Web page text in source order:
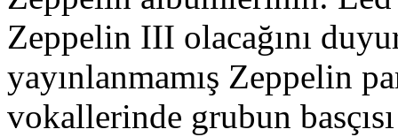
Zeppelin III olacağını
yayınlanmamış Zeppelin
vokallerinde grubun